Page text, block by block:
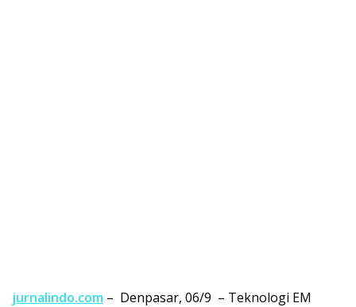
jurnalindo.com – Denpasar, 06/9 – Teknologi EM